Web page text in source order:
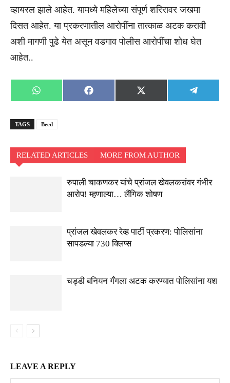
व्हायरल झाले आहेत. यामध्ये महिलेच्या संपूर्ण शरिरावर जखमा
दिसत आहेत. या प्रकरणातील आरोपींना तात्काळ अटक करावी
अशी मागणी पुढे येत असून वडगाव पोलीस आरोपींचा शोध घेत
आहेत..
Share
on
WhatsApp
Share
on
Facebook
Share
on
X
(Twitter)
Share
on
TAGS Beed
RELATED ARTICLES MORE FROM AUTHOR
रुपाली चाकणकर यांचे प्रांजल खेवलकरांवर गंभीर
आरोप! म्हणाल्या… लैंगिक शोषण
प्रांजल खेवलकर रेव्ह पार्टी प्रकरण: पोलिसांना
सापडल्या 730 क्लिप्स
चड्डी बनियन गँगला अटक करण्यात पोलिसांना यश
LEAVE A REPLY